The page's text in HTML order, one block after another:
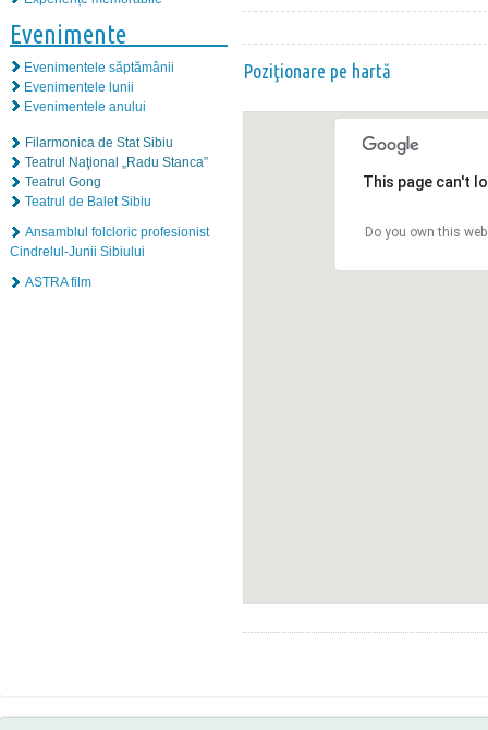
Evenimente
Evenimentele săptămânii
Evenimentele lunii
Evenimentele anului
Filarmonica de Stat Sibiu
Teatrul Naţional „Radu Stanca”
Teatrul Gong
Teatrul de Balet Sibiu
Ansamblul folcloric profesionist
Cindrelul-Junii Sibiului
ASTRA film
Poziţionare pe hartă
This page can't
Do you own this